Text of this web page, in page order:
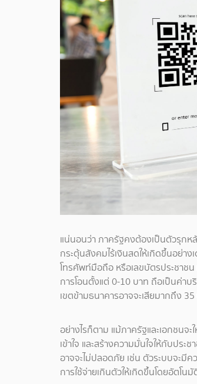
แน่นอนว่า ภาครัฐคงต้องเป็นตัวรุกหลั
กระตุ้นสังคมไร้เงินสดให้เกิดขึ้นอย่า
โทรศัพท์มือถือ หรือเลขบัตรประชาชน
การโอนตั้งแต่ 0-10 บาท ถือเป็นค่าบ
เขตข้ามธนาคารอาจจะเสียมากถึง
อย่างไรก็ตาม แม้ภาครัฐและเอกชน
เข้าใจ และสร้างความมั่นใจให้กับปร
อาจจะไม่ปลอดภัย เช่น ตัวระบบจะมี
การใช้จ่ายเกินตัวให้เกิดขึ้นโดยอัตโน